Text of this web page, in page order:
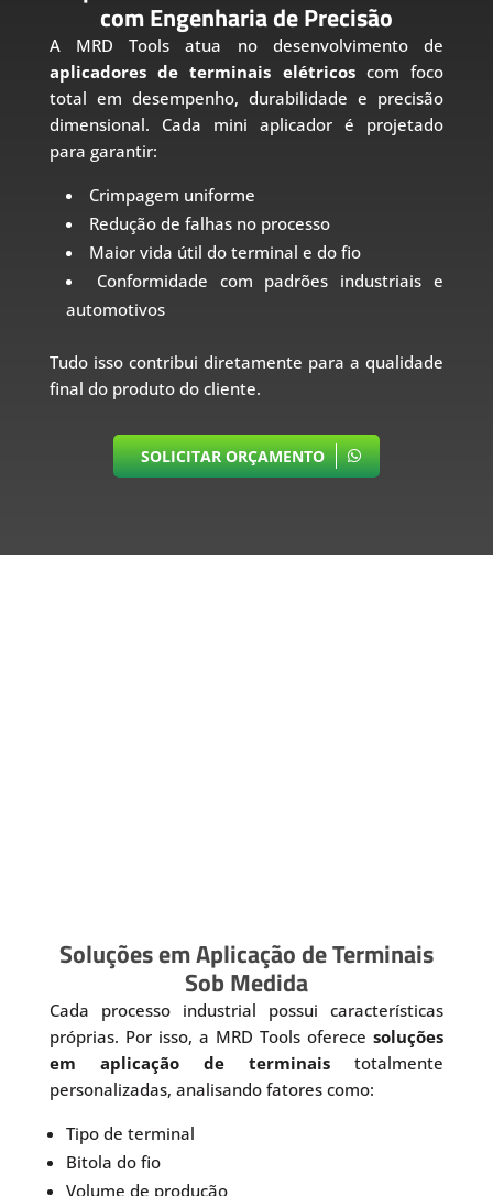
com Engenharia de Precisão
A MRD Tools atua no desenvolvimento de
aplicadores de terminais elétricoscom foco
total em desempenho, durabilidade e precisão
dimensional. Cada mini aplicador é projetado
para garantir:
Crimpagem uniforme
Redução de falhas no processo
Maior vida útil do terminal e do fio
Conformidade com padrões industriais e
automotivos
Tudo isso contribui diretamente para a qualidade
final do produto do cliente.
SOLICITAR ORÇAMENTO
Soluções em Aplicação de Terminais
Sob Medida
Cada processo industrial possui características
próprias. Por isso, a MRD Tools oferecesoluções
em aplicação de terminais totalmente
personalizadas, analisando fatores como:
Tipo de terminal
Bitola do fio
Volume de produção